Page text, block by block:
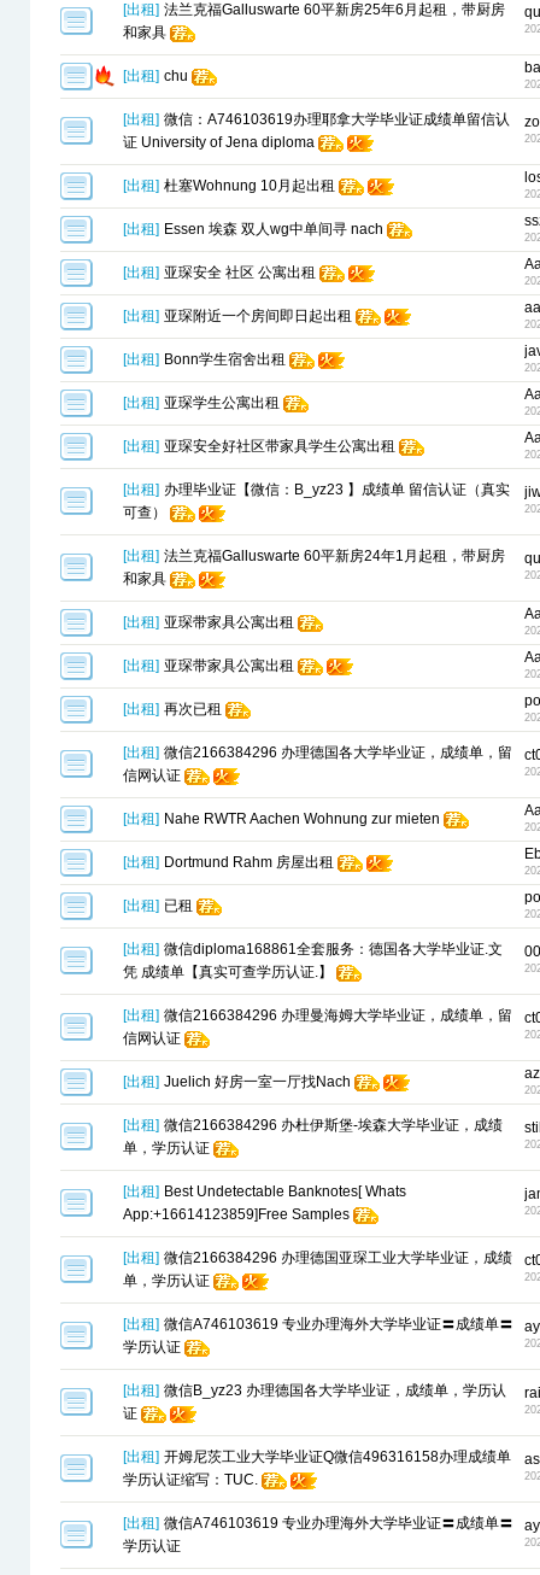
[出租] 法兰克福Galluswarte 60平新房25年6月起租，带厨房
和家具
[出租] chu
[出租] 微信：A746103619办理耶拿大学毕业证成绩单留信认
证 University of Jena diploma
[出租] 杜塞Wohnung 10月起出租
[出租] Essen 埃森 双人wg中单间寻 nach
[出租] 亚琛安全 社区 公寓出租
[出租] 亚琛附近一个房间即日起出租
[出租] Bonn学生宿舍出租
[出租] 亚琛学生公寓出租
[出租] 亚琛安全好社区带家具学生公寓出租
[出租] 办理毕业证【微信：B_yz23 】成绩单 留信认证（真实
可查）
[出租] 法兰克福Galluswarte 60平新房24年1月起租，带厨房
和家具
[出租] 亚琛带家具公寓出租
[出租] 亚琛带家具公寓出租
[出租] 再次已租
[出租] 微信2166384296 办理德国各大学毕业证，成绩单，留
信网认证
[出租] Nahe RWTR Aachen Wohnung zur mieten
[出租] Dortmund Rahm 房屋出租
[出租] 已租
[出租] 微信diploma168861全套服务：德国各大学毕业证.文
凭 成绩单【真实可查学历认证.】
[出租] 微信2166384296 办理曼海姆大学毕业证，成绩单，留
信网认证
[出租] Juelich 好房一室一厅找Nach
[出租] 微信2166384296 办杜伊斯堡-埃森大学毕业证，成绩
单，学历认证
[出租] Best Undetectable Banknotes[ Whats
App:+16614123859]Free Samples
[出租] 微信2166384296 办理德国亚琛工业大学毕业证，成绩
单，学历认证
[出租] 微信A746103619 专业办理海外大学毕业证〓成绩单〓
学历认证
[出租] 微信B_yz23 办理德国各大学毕业证，成绩单，学历认
证
[出租] 开姆尼茨工业大学毕业证Q微信496316158办理成绩单
学历认证缩写：TUC.
[出租] 微信A746103619 专业办理海外大学毕业证〓成绩单〓
学历认证